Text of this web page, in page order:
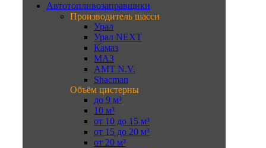
Автотопливозаправщики
Производитель шасси
Урал
Урал NEXT
Камаз
МАЗ
AMT N.V.
Shacman
Объём цистерны
до 9 м³
10 м³
от 10 до 15 м³
от 15 до 20 м³
от 20 м³